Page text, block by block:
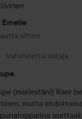
Emelie
sitten
9 kuukautta sitten
Vahvistettu ostaja
(mielestäni) Rare
mutta